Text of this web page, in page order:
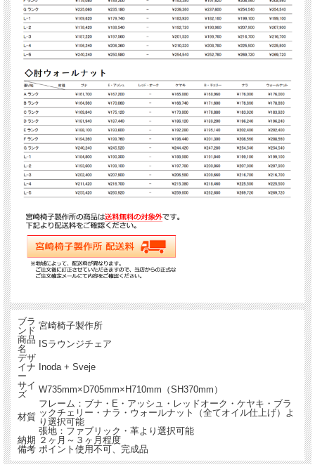
ブラ
ンド 宮崎椅子製作所
商品
名
ISラウンジチェア
デザ
イナ
ー
Inoda + Sveje
サイ
ズ
W735mm×D705mm×H710mm（SH370mm）
材質
フレーム：ブナ・E・アッシュ・レッドオーク・ケヤキ・ブラ
ックチェリー・ナラ・ウォールナット（全てオイル仕上げ）よ
り選択可能
張地：ファブリック・革より選択可能
納期 ２ヶ月～３ヶ月程度
備考 ポイント使用不可、完成品